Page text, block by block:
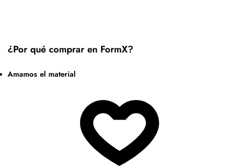
¿Por qué comprar en FormX?
Amamos el material